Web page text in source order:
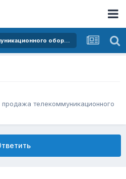
Покупка и продажа телекоммуникационного оборудования
продажа телекоммуникационного